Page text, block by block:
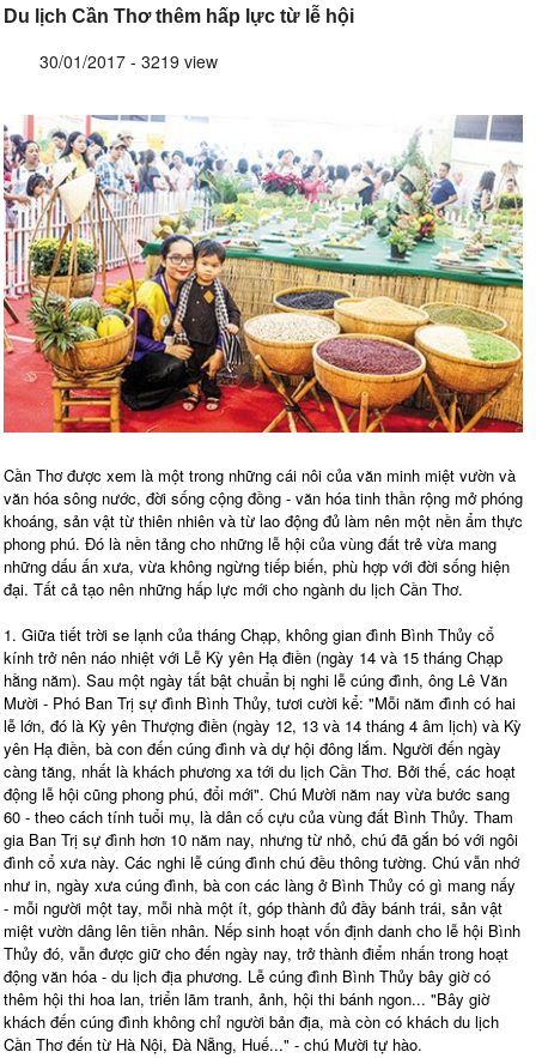
Du lịch Cần Thơ thêm hấp lực từ lễ hội
30/01/2017 - 3219 view
Cần Thơ được xem là một trong những cái nôi của văn minh miệt vườn và
văn hóa sông nước, đời sống cộng đồng - văn hóa tinh thần rộng mở phóng
khoáng, sản vật từ thiên nhiên và từ lao động đủ làm nên một nền ẩm thực
phong phú. Ðó là nền tảng cho những lễ hội của vùng đất trẻ vừa mang
những dấu ấn xưa, vừa không ngừng tiếp biến, phù hợp với đời sống hiện
đại. Tất cả tạo nên những hấp lực mới cho ngành du lịch Cần Thơ.
1. Giữa tiết trời se lạnh của tháng Chạp, không gian đình Bình Thủy cổ
kính trở nên náo nhiệt với Lễ Kỳ yên Hạ điền (ngày 14 và 15 tháng Chạp
hằng năm). Sau một ngày tất bật chuẩn bị nghi lễ cúng đình, ông Lê Văn
Mười - Phó Ban Trị sự đình Bình Thủy, tươi cười kể: "Mỗi năm đình có hai
lễ lớn, đó là Kỳ yên Thượng điền (ngày 12, 13 và 14 tháng 4 âm lịch) và Kỳ
yên Hạ điền, bà con đến cúng đình và dự hội đông lắm. Người đến ngày
càng tăng, nhất là khách phương xa tới du lịch Cần Thơ. Bởi thế, các hoạt
động lễ hội cũng phong phú, đổi mới". Chú Mười năm nay vừa bước sang
60 - theo cách tính tuổi mụ, là dân cố cựu của vùng đất Bình Thủy. Tham
gia Ban Trị sự đình hơn 10 năm nay, nhưng từ nhỏ, chú đã gắn bó với ngôi
đình cổ xưa này. Các nghi lễ cúng đình chú đều thông tường. Chú vẫn nhớ
như in, ngày xưa cúng đình, bà con các làng ở Bình Thủy có gì mang nấy
- mỗi người một tay, mỗi nhà một ít, góp thành đủ đầy bánh trái, sản vật
miệt vườn dâng lên tiền nhân. Nếp sinh hoạt vốn định danh cho lễ hội Bình
Thủy đó, vẫn được giữ cho đến ngày nay, trở thành điểm nhấn trong hoạt
động văn hóa - du lịch địa phương. Lễ cúng đình Bình Thủy bây giờ có
thêm hội thi hoa lan, triển lãm tranh, ảnh, hội thi bánh ngon... "Bây giờ
khách đến cúng đình không chỉ người bản địa, mà còn có khách du lịch
Cần Thơ đến từ Hà Nội, Đà Nẵng, Huế..." - chú Mười tự hào.